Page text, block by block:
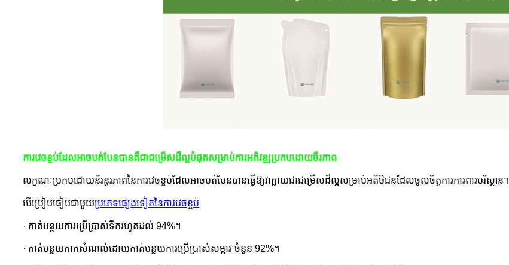
ការវេចខ្ចប់ដែលអាចបត់បែនបានគឺជាជម្រើសដ៏ល្អបំផុតសម្រាប់ការអភិវឌ្ឍប្រកបដោយចីរភាព
លក្ខណៈ​ប្រកបដោយ​និរន្តរភាព​នៃ​ការវេចខ្ចប់​ដែល​អាច​បត់បែន​បាន​ធ្វើ​ឱ្យ​វា​ក្លាយជា​ជម្រើស​ដ៏​ល្អ​សម្រាប់​អតិថិជន​ដែល​ចូលចិត្ត​ការការពារ​បរិស្ថាន។
បើប្រៀបធៀបជាមួយប្រភេទផ្សេងទៀតនៃការវេចខ្ចប់
· កាត់បន្ថយការប្រើប្រាស់ទឹករហូតដល់ 94%។
· កាត់បន្ថយកាកសំណល់ដោយកាត់បន្ថយការប្រើប្រាស់សម្ភារៈចំនួន 92%។